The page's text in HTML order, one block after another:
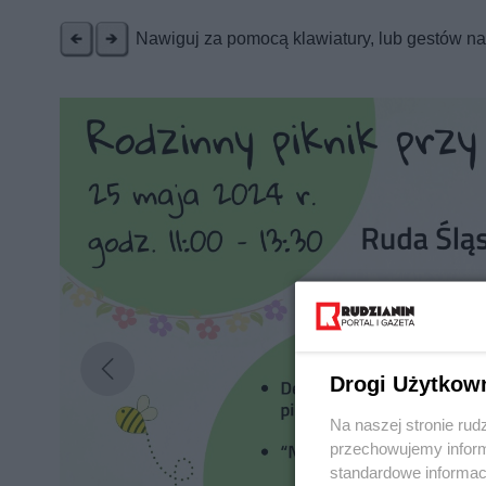
Nawiguj za pomocą klawiatury, lub gestów
Drogi
Na naszej stronie
przechowujemy
standardowe